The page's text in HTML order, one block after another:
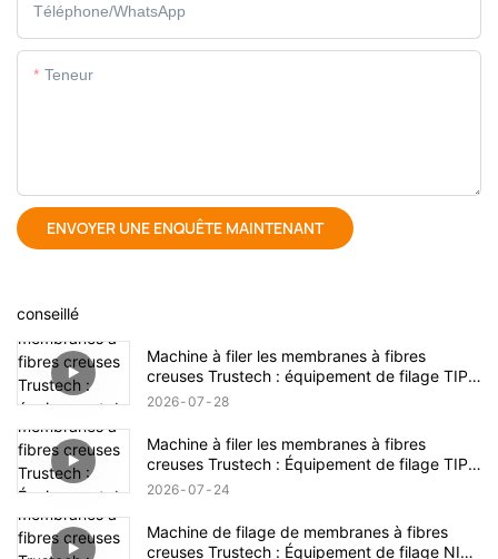
Téléphone/WhatsApp
Teneur
ENVOYER UNE ENQUÊTE MAINTENANT
conseillé
Machine à filer les membranes à fibres
creuses Trustech : équipement de filage TIPS
dévoilé (17)
2026 07 28
Machine à filer les membranes à fibres
creuses Trustech : Équipement de filage TIPS
dévoilé (16)
2026 07 24
Machine de filage de membranes à fibres
creuses Trustech : Équipement de filage NIPS